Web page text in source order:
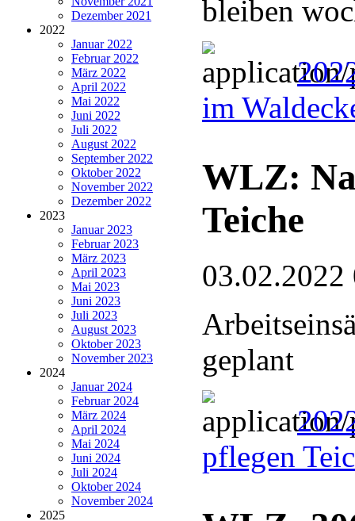
Dezember 2021
2022
Januar 2022
Februar 2022
März 2022
April 2022
Mai 2022
Juni 2022
Juli 2022
August 2022
September 2022
Oktober 2022
November 2022
Dezember 2022
2023
Januar 2023
Februar 2023
März 2023
April 2023
Mai 2023
Juni 2023
Juli 2023
August 2023
Oktober 2023
November 2023
2024
Januar 2024
Februar 2024
März 2024
April 2024
Mai 2024
Juni 2024
Juli 2024
Oktober 2024
November 2024
2025
bleiben
im
WLZ:
Teiche
03.02.2022
geplant
pflegen